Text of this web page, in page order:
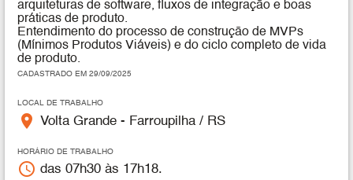
arquiteturas de software, fluxos de integração e boas
práticas de produto.
Entendimento do processo de construção de MVPs
(Mínimos Produtos Viáveis) e do ciclo completo de vida
de produto.
CADASTRADO EM 29/09/2025
LOCAL DE TRABALHO
place Volta Grande - Farroupilha / RS
HORÁRIO DE TRABALHO
access_time das 07h30 às 17h18.